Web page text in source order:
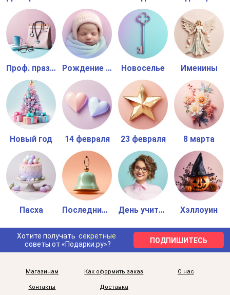
Проф. праздник Рождение малыша Новоселье Именины
Новый год 14 февраля 23 февраля 8 марта
Пасха Последний звонок День учителя Хэллоуин
Хотите получать секретные
советы от «Подарки.ру»?
ПОДПИШИТЕСЬ
Магазинам Как оформить заказ О нас
Контакты Доставка